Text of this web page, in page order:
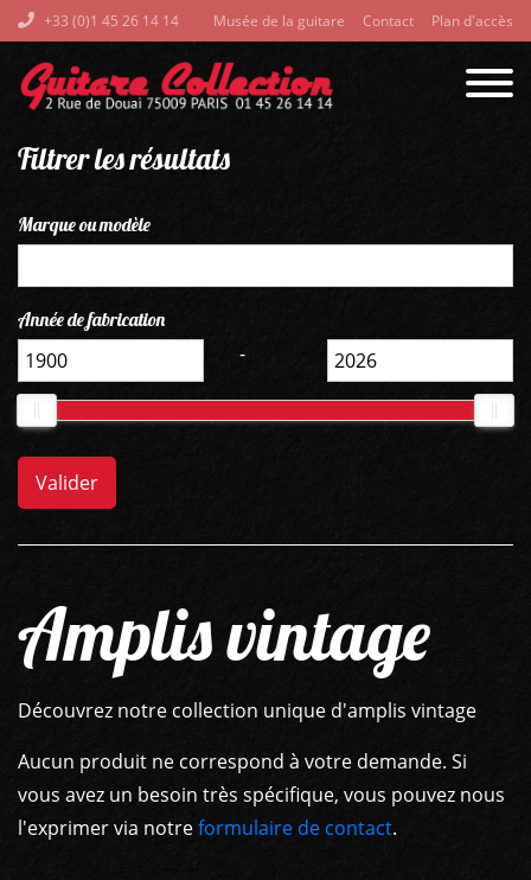
+33 (0)1 45 26 14 14 Musée de la guitare Contact Plan d'accès
GUITARES
BASSES
Amplis vintage
Découvrez notre collection unique d'amplis vintage
Aucun produit ne correspond à votre demande. Si
vous avez un besoin très spécifique, vous pouvez nous
l'exprimer via notreformulaire de contact.
Filtrer les résultats
Marque ou modèle
Année de fabrication
-
Valider